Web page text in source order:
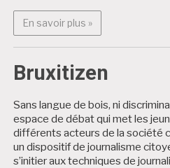
En savoir plus »En savoir plus :
Bruxitizen
Sans langue de bois, ni
espace de débat qui met les
différents acteurs de la société
un dispositif de journalisme
s’initier aux techniques de